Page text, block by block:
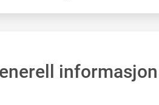
informasjon